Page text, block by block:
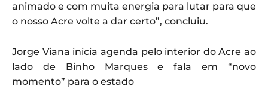
animado e com muita energia para lutar para que
o nosso Acre volte a dar certo”, concluiu.
Jorge Viana inicia agenda pelo interior do Acre ao
lado de Binho Marques e fala em “novo
momento” para o estado